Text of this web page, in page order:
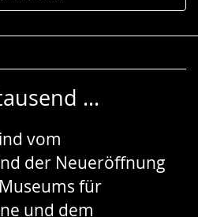
...
vom
der Neueröffnung
für
und dem